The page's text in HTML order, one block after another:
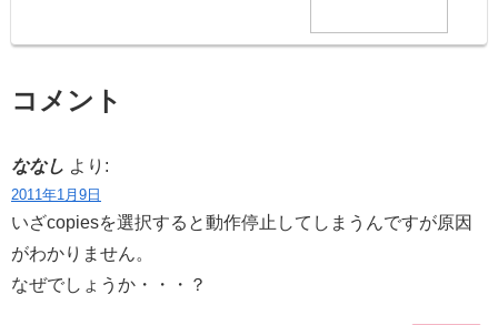
コメント
ななし より:
2011年1月9日
いざcopiesを選択すると動作停止してしまうんですが原因
がわかりません。
なぜでしょうか・・・？